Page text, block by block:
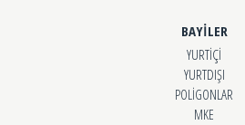
BAYİLER
YURTİÇİ
YURTDIŞI
POLİGONLAR
MKE